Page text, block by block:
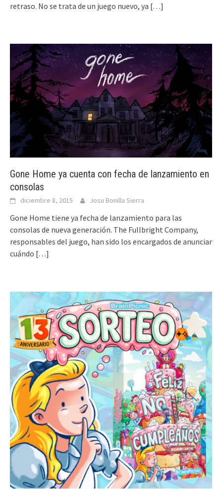
retraso. No se trata de un juego nuevo, ya […]
Gone Home ya cuenta con fecha de lanzamiento en
consolas
diciembre 8, 2015 Josu Bonilla Sierra
Gone Home tiene ya fecha de lanzamiento para las
consolas de nueva generación. The Fullbright Company,
responsables del juego, han sido los encargados de anunciar
cuándo […]